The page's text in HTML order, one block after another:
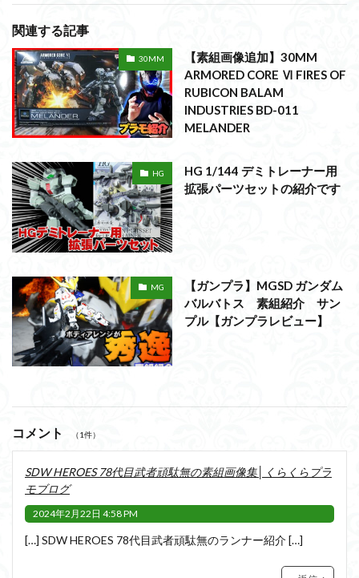
関連する記事
30MM
【素組画像追加】30MM
ARMORED CORE Ⅵ FIRES OF
RUBICON BALAM
INDUSTRIES BD-011
MELANDER
HG
HG 1/144 デミトレーナー用
拡張パーツセットの紹介です
MG
【ガンプラ】MGSD ガンダム
バルバトス 素組紹介 サン
プル【ガンプラレビュー】
コメント （1件）
SDW HEROES 78代目武者頑駄無の素組画像集│くらくらプラ
モブログ
2024年2月22日 4:58 PM
[…] SDW HEROES 78代目武者頑駄無のランナー紹介 […]